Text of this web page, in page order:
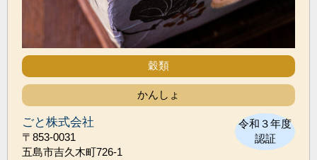
穀類
かんしょ
令和３年度
認証
ごと株式会社
〒853-0031
五島市吉久木町726-1